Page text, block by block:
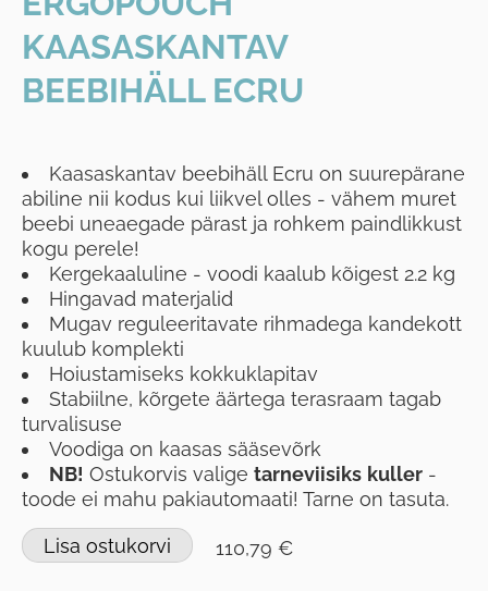
KAASASKANTAV
BEEBIHÄLL ECRU
Kaasaskantav beebihäll Ecru on suurepärane
abiline nii kodus kui liikvel olles - vähem muret
beebi uneaegade pärast ja rohkem paindlikkust
kogu perele!
Kergekaaluline - voodi kaalub kõigest 2.2 kg
Hingavad materjalid
Mugav reguleeritavate rihmadega kandekott
kuulub komplekti
Hoiustamiseks kokkuklapitav
Stabiilne, kõrgete äärtega terasraam tagab
turvalisuse
Voodiga on kaasas sääsevõrk
NB! Ostukorvis valige tarneviisiks kuller -
toode ei mahu pakiautomaati! Tarne on tasuta.
Lisa ostukorvi 110,79 €